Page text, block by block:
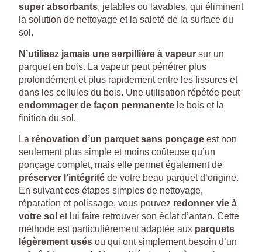
super absorbants, jetables ou lavables, qui éliminent
la solution de nettoyage et la saleté de la surface du
sol.
N’utilisez jamais une serpillière à vapeur sur un
parquet en bois. La vapeur peut pénétrer plus
profondément et plus rapidement entre les fissures et
dans les cellules du bois. Une utilisation répétée peut
endommager de façon permanente le bois et la
finition du sol.
La rénovation d’un parquet sans ponçage est non
seulement plus simple et moins coûteuse qu’un
ponçage complet, mais elle permet également de
préserver l’intégrité de votre beau parquet d’origine.
En suivant ces étapes simples de nettoyage,
réparation et polissage, vous pouvez redonner vie à
votre sol et lui faire retrouver son éclat d’antan. Cette
méthode est particulièrement adaptée aux parquets
légèrement usés ou qui ont simplement besoin d’un